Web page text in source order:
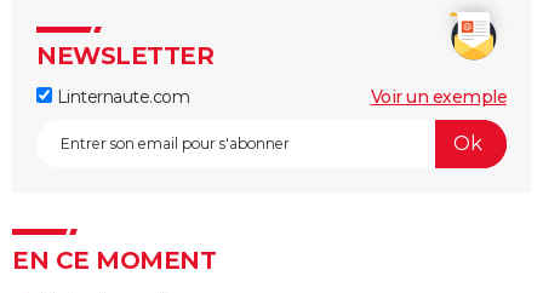
NEWSLETTER
Linternaute.com Voir un exemple
EN CE MOMENT